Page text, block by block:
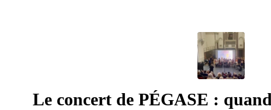
Le concert de PÉGASE :